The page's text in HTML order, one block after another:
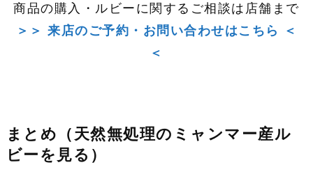
商品の購入・ルビーに関するご相談は店舗まで
＞＞ 来店のご予約・お問い合わせはこちら ＜
＜
まとめ（天然無処理のミャンマー産ル
ビーを見る）